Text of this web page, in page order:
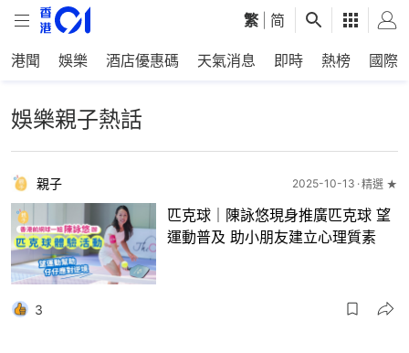
繁 简
港聞 娛樂 酒店優惠碼 天氣消息 即時 熱榜 國際
娛樂親子熱話
親子 2025-10-13 精選 ★
匹克球｜陳詠悠現身推廣匹克球 望
運動普及 助小朋友建立心理質素
3